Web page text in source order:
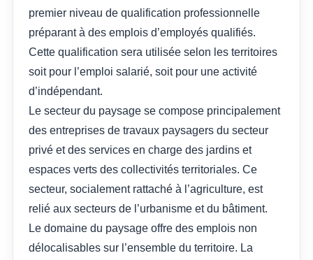
premier niveau de qualification professionnelle
préparant à des emplois d’employés qualifiés.
Cette qualification sera utilisée selon les territoires
soit pour l’emploi salarié, soit pour une activité
d’indépendant.
Le secteur du paysage se compose principalement
des entreprises de travaux paysagers du secteur
privé et des services en charge des jardins et
espaces verts des collectivités territoriales. Ce
secteur, socialement rattaché à l’agriculture, est
relié aux secteurs de l’urbanisme et du bâtiment.
Le domaine du paysage offre des emplois non
délocalisables sur l’ensemble du territoire. La